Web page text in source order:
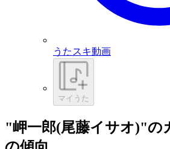
うたスキ動画
マイうた
"岬一郎(尾藤イサオ)"の